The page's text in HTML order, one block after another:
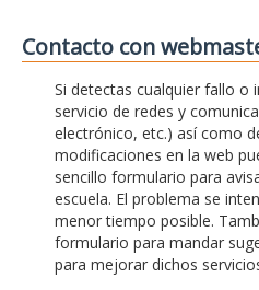
Contacto con
Si detectas cualquier fallo o
servicio de redes y
electrónico, etc.) así como
modificaciones en la web
sencillo formulario para
escuela. El problema se
menor tiempo posible.
formulario para mandar
para mejorar dichos